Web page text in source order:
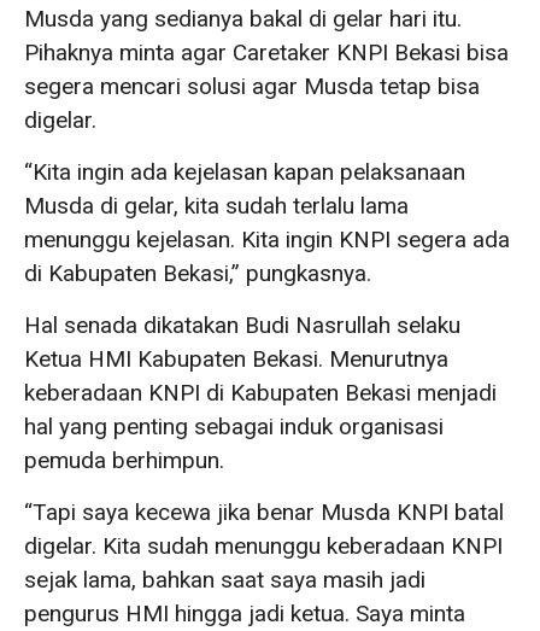
Musda yang sedianya bakal di gelar hari itu.
Pihaknya minta agar Caretaker KNPI Bekasi bisa
segera mencari solusi agar Musda tetap bisa
digelar.
“Kita ingin ada kejelasan kapan pelaksanaan
Musda di gelar, kita sudah terlalu lama
menunggu kejelasan. Kita ingin KNPI segera ada
di Kabupaten Bekasi,” pungkasnya.
Hal senada dikatakan Budi Nasrullah selaku
Ketua HMI Kabupaten Bekasi. Menurutnya
keberadaan KNPI di Kabupaten Bekasi menjadi
hal yang penting sebagai induk organisasi
pemuda berhimpun.
“Tapi saya kecewa jika benar Musda KNPI batal
digelar. Kita sudah menunggu keberadaan KNPI
sejak lama, bahkan saat saya masih jadi
pengurus HMI hingga jadi ketua. Saya minta